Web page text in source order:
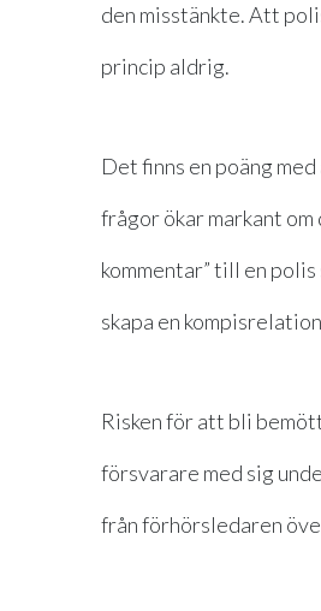
den misstänkte. Att
princip aldrig.
Det finns en poäng
frågor ökar markant
kommentar” till en
skapa en
Risken för att bli
försvarare med sig
från förhörsledaren